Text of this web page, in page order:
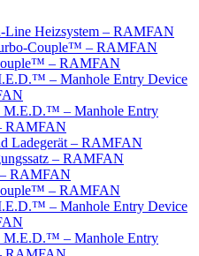
Line Heizsystem – RAMFAN
Couple™ – RAMFAN
– RAMFAN
– Manhole Entry Device
M.E.D.™ – Manhole Entry
RAMFAN
Ladegerät – RAMFAN
– RAMFAN
RAMFAN
– RAMFAN
– Manhole Entry Device
M.E.D.™ – Manhole Entry